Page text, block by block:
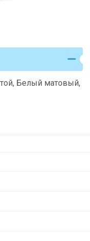
Белый матовый,